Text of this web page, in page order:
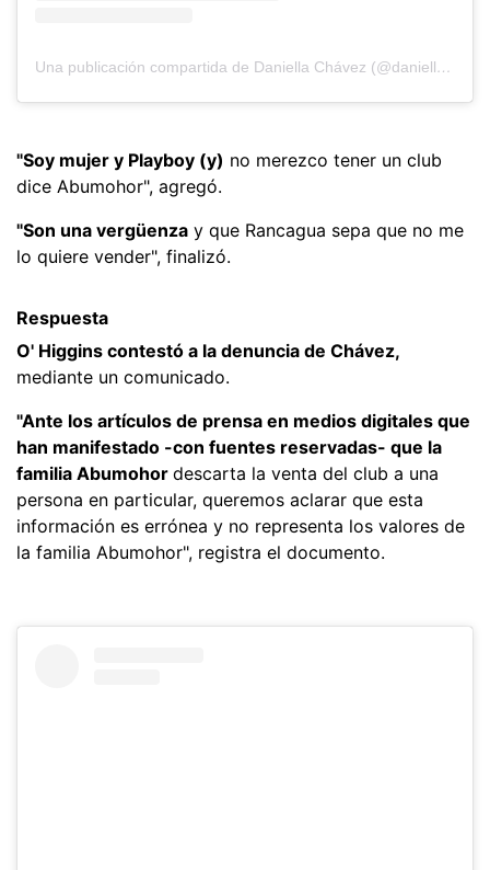
Una publicación compartida de Daniella Chávez (@daniellachavezofficial)
"Soy mujer y Playboy (y) no merezco tener un club
dice Abumohor", agregó.
"Son una vergüenza y que Rancagua sepa que no me
lo quiere vender", finalizó.
Respuesta
O' Higgins contestó a la denuncia de Chávez,
mediante un comunicado.
"Ante los artículos de prensa en medios digitales que
han manifestado -con fuentes reservadas- que la
familia Abumohor descarta la venta del club a una
persona en particular, queremos aclarar que esta
información es errónea y no representa los valores de
la familia Abumohor", registra el documento.